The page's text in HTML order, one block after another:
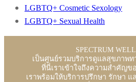
LGBTQ+ Cosmetic Sexology
LGBTQ+ Sexual Health
SPECTRUM
เป็นศูนย์รวมบริการดูแลสุขภาพท
ที่นี่เราเข้าใจถึงความสำคัญข
เราพร้อมให้บริการปรึกษา รักษา